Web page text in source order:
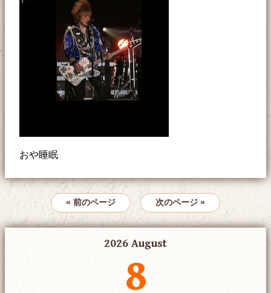
おや睡眠
« 前のページ 次のページ »
2026 August
8